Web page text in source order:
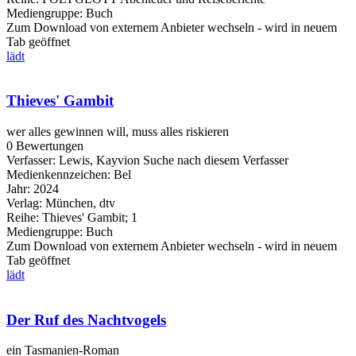
Mediengruppe: Buch
Zum Download von externem Anbieter wechseln - wird in neuem
Tab geöffnet
lädt
Thieves' Gambit
wer alles gewinnen will, muss alles riskieren
0 Bewertungen
Verfasser: Lewis, Kayvion Suche nach diesem Verfasser
Medienkennzeichen: Bel
Jahr: 2024
Verlag: München, dtv
Reihe: Thieves' Gambit; 1
Mediengruppe: Buch
Zum Download von externem Anbieter wechseln - wird in neuem
Tab geöffnet
lädt
Der Ruf des Nachtvogels
ein Tasmanien-Roman